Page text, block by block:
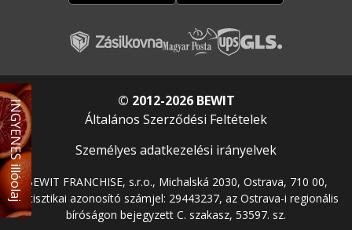
INGYENES illóolaj
© 2012-2026 BEWIT
Általános Szerződési Feltételek
Személyes adatkezelési irányelvek
BEWIT FRANCHISE, s.r.o., Michalská 2030, Ostrava, 710 00,
statisztikai azonosító számjel: 29443237, az Ostrava-i regionális
bíróságon bejegyzett C. szakasz, 53597. sz.